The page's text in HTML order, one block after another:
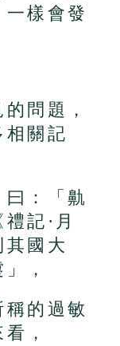
樣會發
問題，
相關記
：「鼽
記·月
國大
，
稱的過敏
，